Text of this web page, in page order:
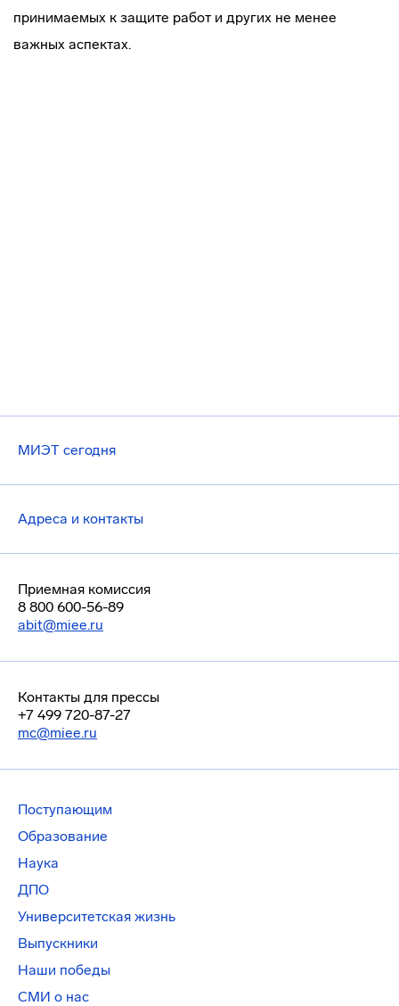
принимаемых к защите работ и других не менее
важных аспектах.
МИЭТ сегодня
Адреса и контакты
Приемная комиссия
8 800 600-56-89
abit@miee.ru
Контакты для прессы
+7 499 720-87-27
mc@miee.ru
Поступающим
Образование
Наука
ДПО
Университетская жизнь
Выпускники
Наши победы
СМИ о нас